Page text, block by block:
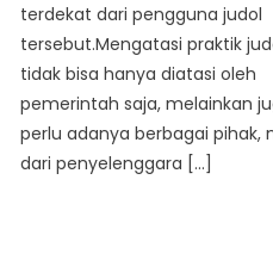
terdekat dari pengguna judol
tersebut.Mengatasi praktik
tidak bisa hanya diatasi oleh
pemerintah saja, melainkan
perlu adanya berbagai pihak,
dari penyelenggara […]